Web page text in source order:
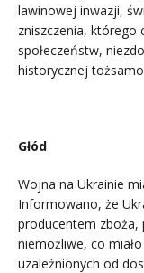
lawinowej inwazji,
zniszczenia, którego
społeczeństw,
historycznej
Głód
Wojna na Ukrainie
Informowano, że
producentem zboża,
niemożliwe, co
uzależnionych od